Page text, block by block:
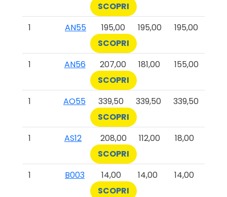
SCOPRI
1
AN55 195,00 195,00
195,00
SCOPRI
1
AN56 207,00 181,00
155,00
SCOPRI
1
AO55 339,50 339,50
339,50
SCOPRI
1
AS12 208,00 112,00
18,00
SCOPRI
1
B003 14,00 14,00
14,00
SCOPRI